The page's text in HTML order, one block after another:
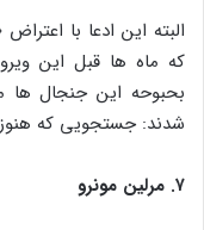
البته این ادعا با
که ماه‌ ها قبل این
بحبوحه این جنجال‌ ها
شدند: جستجویی که هنوز
۷. مرلین مونرو